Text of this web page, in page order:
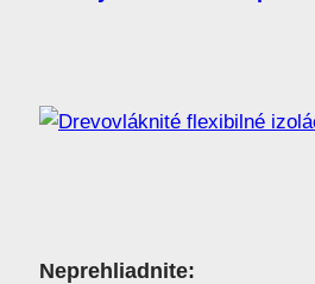
Neprehliadnite: